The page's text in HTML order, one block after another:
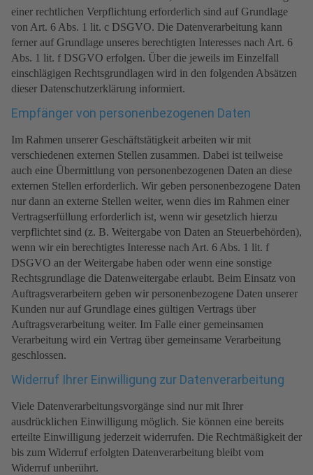
einer rechtlichen Verpflichtung erforderlich sind auf Grundlage
von Art. 6 Abs. 1 lit. c DSGVO. Die Datenverarbeitung kann
ferner auf Grundlage unseres berechtigten Interesses nach Art. 6
Abs. 1 lit. f DSGVO erfolgen. Über die jeweils im Einzelfall
einschlägigen Rechtsgrundlagen wird in den folgenden Absätzen
dieser Datenschutzerklärung informiert.
Empfänger von personenbezogenen Daten
Im Rahmen unserer Geschäftstätigkeit arbeiten wir mit
verschiedenen externen Stellen zusammen. Dabei ist teilweise
auch eine Übermittlung von personenbezogenen Daten an diese
externen Stellen erforderlich. Wir geben personenbezogene Daten
nur dann an externe Stellen weiter, wenn dies im Rahmen einer
Vertragserfüllung erforderlich ist, wenn wir gesetzlich hierzu
verpflichtet sind (z. B. Weitergabe von Daten an Steuerbehörden),
wenn wir ein berechtigtes Interesse nach Art. 6 Abs. 1 lit. f
DSGVO an der Weitergabe haben oder wenn eine sonstige
Rechtsgrundlage die Datenweitergabe erlaubt. Beim Einsatz von
Auftragsverarbeitern geben wir personenbezogene Daten unserer
Kunden nur auf Grundlage eines gültigen Vertrags über
Auftragsverarbeitung weiter. Im Falle einer gemeinsamen
Verarbeitung wird ein Vertrag über gemeinsame Verarbeitung
geschlossen.
Widerruf Ihrer Einwilligung zur Datenverarbeitung
Viele Datenverarbeitungsvorgänge sind nur mit Ihrer
ausdrücklichen Einwilligung möglich. Sie können eine bereits
erteilte Einwilligung jederzeit widerrufen. Die Rechtmäßigkeit der
bis zum Widerruf erfolgten Datenverarbeitung bleibt vom
Widerruf unberührt.